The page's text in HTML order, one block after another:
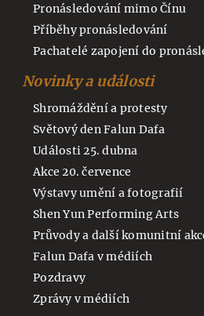
Pronásledování mimo Čínu
Příběhy pronásledování
Pachatelé zapojení do
Novinky a události
Shromáždění a protesty
Světový den Falun Dafa
Události 25. dubna
Akce 20. července
Výstavy umění a fotografií
Shen Yun Performing Arts
Průvody a další komunitní
Falun Dafa v médiích
Pozdravy
Zprávy v médiích